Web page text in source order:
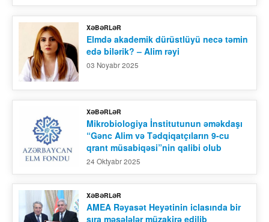
XƏBƏRLƏR
Elmdə akademik dürüstlüyü necə təmin
edə bilərik? – Alim rəyi
03 Noyabr 2025
XƏBƏRLƏR
Mikrobiologiya İnstitutunun əməkdaşı
“Gənc Alim və Tədqiqatçıların 9-cu
qrant müsabiqəsi”nin qalibi olub
24 Oktyabr 2025
XƏBƏRLƏR
AMEA Rəyasət Heyətinin iclasında bir
sıra məsələlər müzakirə edilib